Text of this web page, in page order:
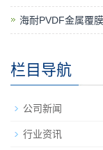
海耐PVDF金属覆
栏目导航
公司新闻
行业资讯